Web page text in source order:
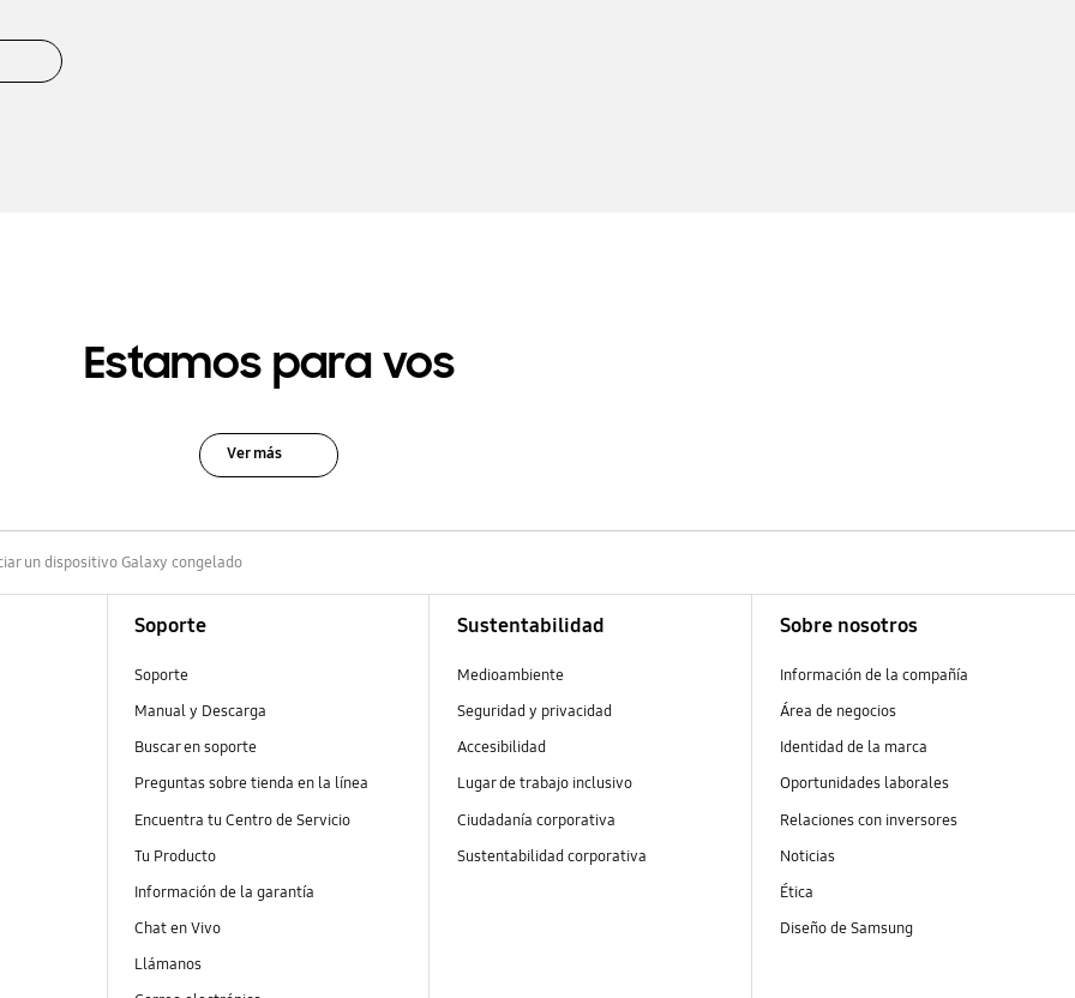
Estamos para vos
Ver más
un dispositivo Galaxy congelado
Soporte
Soporte
Manual y Descarga
Buscar en soporte
Preguntas sobre tienda en la línea
Encuentra tu Centro de Servicio
Tu Producto
Información de la garantía
Chat en Vivo
Llámanos
Sustentabilidad
Medioambiente
Seguridad y privacidad
Accesibilidad
Lugar de trabajo inclusivo
Ciudadanía corporativa
Sustentabilidad corporativa
Sobre nosotros
Información de la compañía
Área de negocios
Identidad de la marca
Oportunidades laborales
Relaciones con inversores
Noticias
Ética
Diseño de Samsung